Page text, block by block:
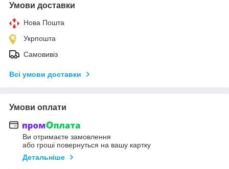
Умови доставки
Нова Пошта
Укрпошта
Самовивіз
Всі умови доставки
Умови оплати
Ви отримаєте замовлення
або гроші повернуться на вашу картку
Детальніше